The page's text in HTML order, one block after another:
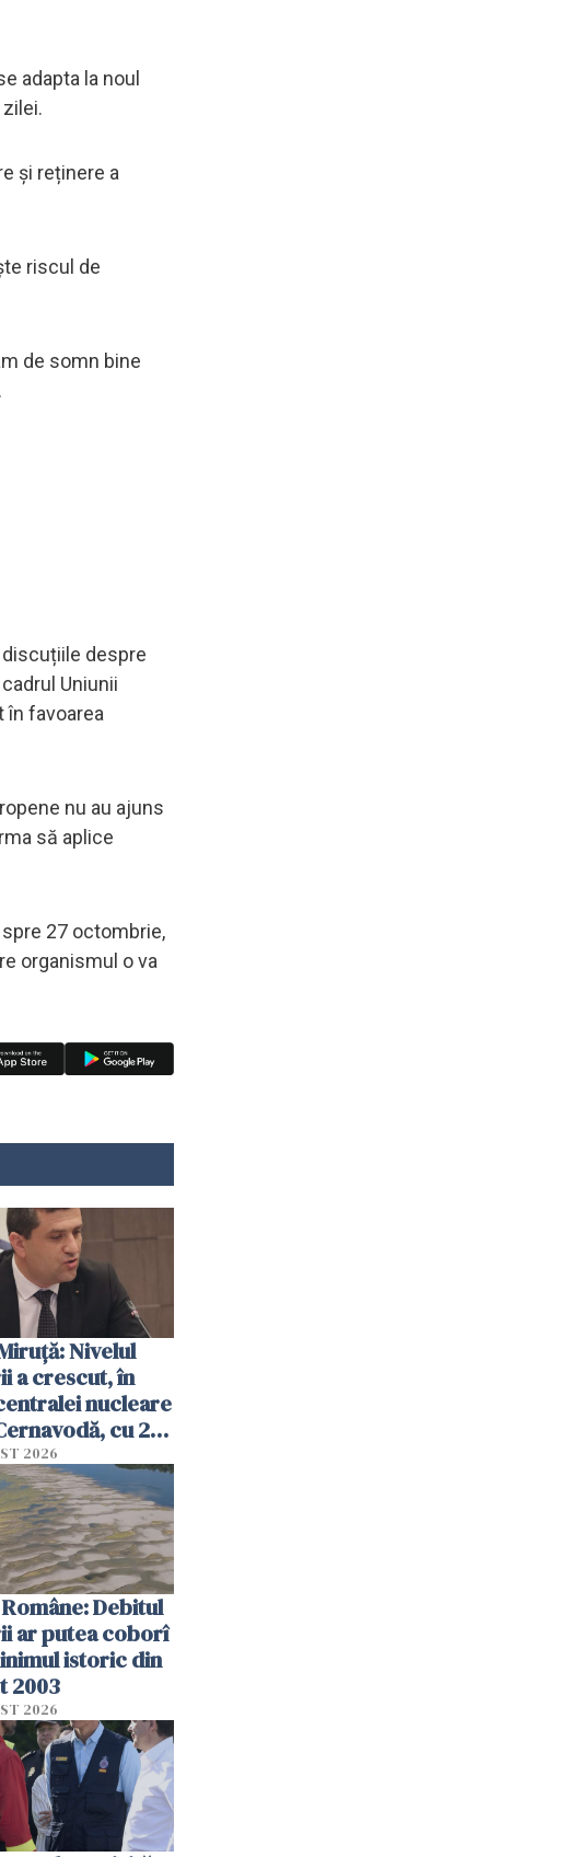
adapta la noul
și reținere a
riscul de
de somn bine
discuțiile despre
Uniunii
în favoarea
nu au ajuns
să aplice
27 octombrie,
organismul o va
Nivelul
a crescut, în
nucleare
cu 2
de ziua trecută
2026
Debitul
ar putea coborî
istoric din
2003
2026